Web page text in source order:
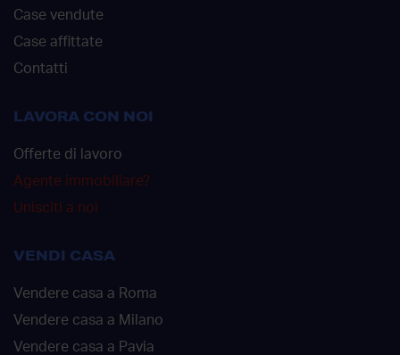
Case vendute
Case affittate
Contatti
LAVORA CON NOI
Offerte di lavoro
Agente immobiliare?
Unisciti a noi
VENDI CASA
Vendere casa a Roma
Vendere casa a Milano
Vendere casa a Pavia